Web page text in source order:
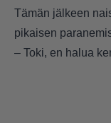
Tämän jälkeen
pikaisen
– Toki, en halua